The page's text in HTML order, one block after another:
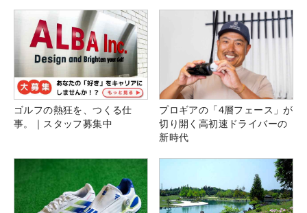
ゴルフの熱狂を、つくる仕
事。｜スタッフ募集中
プロギアの「4層フェース」が
切り開く高初速ドライバーの
新時代